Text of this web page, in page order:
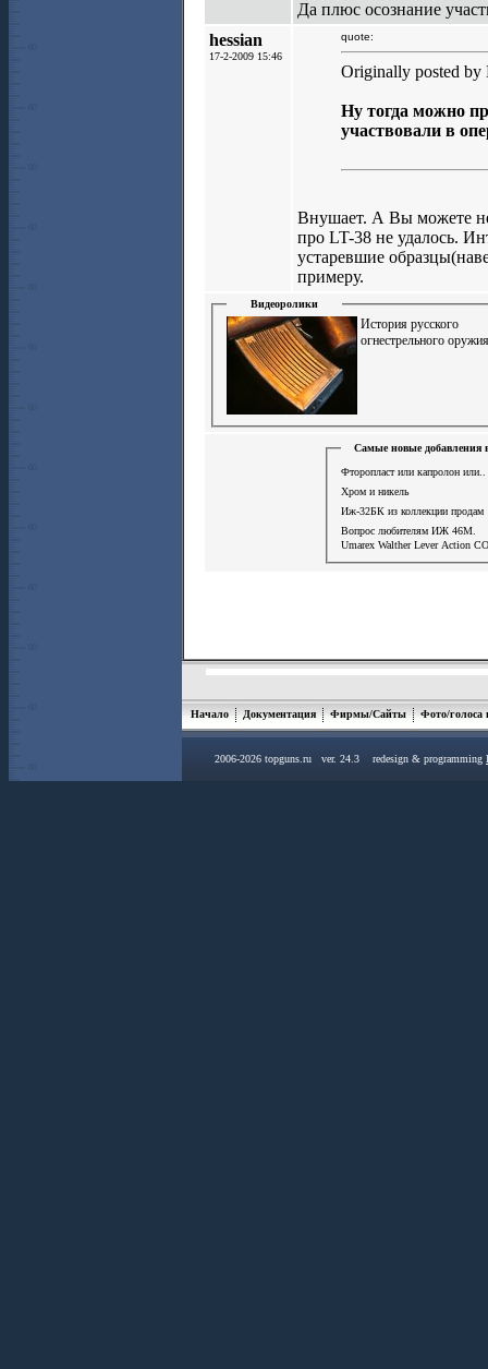
Да плюс осознание
hessian
17-2-2009 15:46
quote:
Originally posted by
Ну тогда можно
участвовали в
Внушает. А Вы можете
про LT-38 не удалось.
устаревшие
примеру.
Видеоролики
История русского
огнестрельного оружия
Самые новые добавления
Фторопласт или капролон или..
Хром и никель
Иж-32БК из коллекции продам
Вопрос любителям ИЖ 46М.
Umarex Walther Lever Action
Начало Документация Фирмы/Сайты Фото/голоса
2006-2026 topguns.ru ver. 24.3 redesign & programming